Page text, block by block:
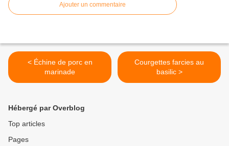
Ajouter un commentaire
< Échine de porc en
marinade
Courgettes farcies au
basilic >
Hébergé par Overblog
Top articles
Pages